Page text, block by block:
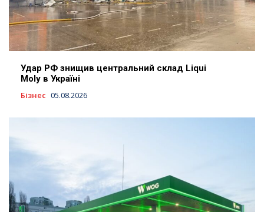
Удар РФ знищив центральний склад Liqui
Moly в Україні
Бізнес 05.08.2026